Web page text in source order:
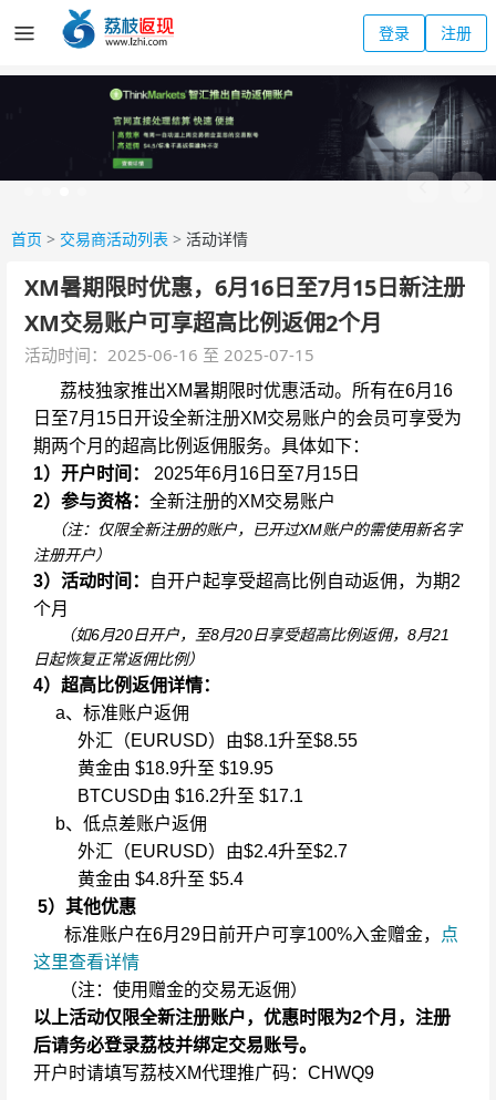
登录 注册
首页 > 交易商活动列表 > 活动详情
XM暑期限时优惠，6月16日至7月15日新注册
XM交易账户可享超高比例返佣2个月
活动时间：2025-06-16 至 2025-07-15
荔枝独家推出XM暑期限时优惠活动。所有在6月16
日至7月15日开设全新注册XM交易账户的会员可享受为
期两个月的超高比例返佣服务。具体如下：
1）开户时间： 2025年6月16日至7月15日
2）参与资格： 全新注册的XM交易账户
（注：仅限全新注册的账户，已开过XM账户的需使用新名字
注册开户）
3）活动时间：
自开户起享受超高比例自动返佣，为期2
个月
（如6月20日开户，至8月20日享受超高比例返佣，8月21
日起恢复正常返佣比例）
4）超高比例返佣详情：
a、标准账户返佣
外汇（EURUSD）由$8.1升至$8.55
黄金由 $18.9升至 $19.95
BTCUSD由 $16.2升至 $17.1
b、低点差账户返佣
外汇（EURUSD）由$2.4升至$2.7
黄金由 $4.8升至 $5.4
5）其他优惠
标准账户在6月29日前开户可享100%入金赠金，
点
这里查看详情
（注：使用赠金的交易无返佣）
以上活动仅限全新注册账户，优惠时限为2个月，注册
后请务必登录荔枝并绑定交易账号。
开户时请填写荔枝XM代理推广码：CHWQ9